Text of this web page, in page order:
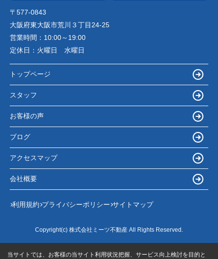
〒577-0843
大阪府東大阪市荒川３丁目24-25
営業時間： 10:00～19:00
定休日： 火曜日 水曜日
トップページ
スタッフ
お客様の声
ブログ
アクセスマップ
会社概要
利用規約 プライバシーポリシー サイトマップ
Copyright(c) 株式会社ミーツ不動産 All Rights Reserved.
当サイトでは、お客様の当サイト利用状況把握、サービス向上検討を目的と